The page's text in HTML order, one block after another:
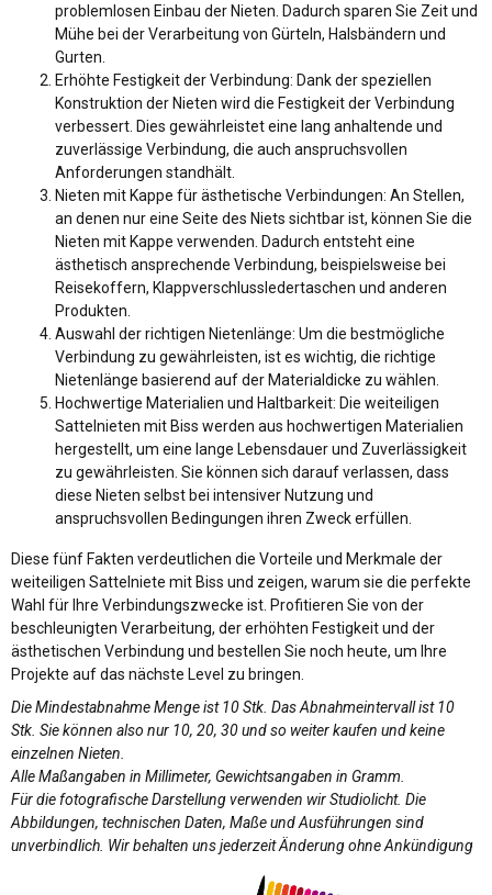
problemlosen Einbau der Nieten. Dadurch sparen Sie Zeit und
Mühe bei der Verarbeitung von Gürteln, Halsbändern und
Gurten.
Erhöhte Festigkeit der Verbindung: Dank der speziellen
Konstruktion der Nieten wird die Festigkeit der Verbindung
verbessert. Dies gewährleistet eine lang anhaltende und
zuverlässige Verbindung, die auch anspruchsvollen
Anforderungen standhält.
Nieten mit Kappe für ästhetische Verbindungen: An Stellen,
an denen nur eine Seite des Niets sichtbar ist, können Sie die
Nieten mit Kappe verwenden. Dadurch entsteht eine
ästhetisch ansprechende Verbindung, beispielsweise bei
Reisekoffern, Klappverschlussledertaschen und anderen
Produkten.
Auswahl der richtigen Nietenlänge: Um die bestmögliche
Verbindung zu gewährleisten, ist es wichtig, die richtige
Nietenlänge basierend auf der Materialdicke zu wählen.
Hochwertige Materialien und Haltbarkeit: Die weiteiligen
Sattelnieten mit Biss werden aus hochwertigen Materialien
hergestellt, um eine lange Lebensdauer und Zuverlässigkeit
zu gewährleisten. Sie können sich darauf verlassen, dass
diese Nieten selbst bei intensiver Nutzung und
anspruchsvollen Bedingungen ihren Zweck erfüllen.
Diese fünf Fakten verdeutlichen die Vorteile und Merkmale der
weiteiligen Sattelniete mit Biss und zeigen, warum sie die perfekte
Wahl für Ihre Verbindungszwecke ist. Profitieren Sie von der
beschleunigten Verarbeitung, der erhöhten Festigkeit und der
ästhetischen Verbindung und bestellen Sie noch heute, um Ihre
Projekte auf das nächste Level zu bringen.
Die Mindestabnahme Menge ist 10 Stk. Das Abnahmeintervall ist 10
Stk. Sie können also nur 10, 20, 30 und so weiter kaufen und keine
einzelnen Nieten.
Alle Maßangaben in Millimeter, Gewichtsangaben in Gramm.
Für die fotografische Darstellung verwenden wir Studiolicht. Die
Abbildungen, technischen Daten, Maße und Ausführungen sind
unverbindlich. Wir behalten uns jederzeit Änderung ohne Ankündigung